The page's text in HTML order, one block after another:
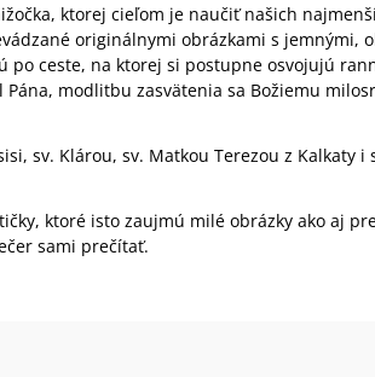
ktorej cieľom je naučiť našich
originálnymi obrázkami s jemnými,
ceste, na ktorej si postupne osvojujú
modlitbu zasvätenia sa Božiemu
sv. Klárou, sv. Matkou Terezou z Kalkaty i
ktoré isto zaujmú milé obrázky ako aj
sami prečítať.